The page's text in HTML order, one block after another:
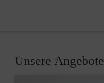
Unsere Angebote